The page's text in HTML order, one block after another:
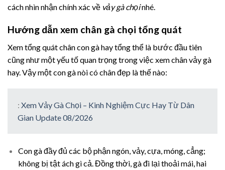
cách nhìn nhận chính xác về vảy gà chọinhé.
Hướng dẫn xem chân gà chọi tổng quát
Xem tổng quát chân con gà hay tổng thể là bước đầu tiên
cũng như một yếu tố quan trọng trong việc xem chân vảy gà
hay. Vậy một con gà nòi có chân đẹp là thế nào:
: Xem Vảy Gà Chọi – Kinh Nghiệm Cực Hay Từ Dân
Gian Update 08/2026
Con gà đầy đủ các bộ phận ngón, vảy, cựa, móng, cẳng;
không bị tật ách gì cả. Đồng thời, gà đi lại thoải mái, hai